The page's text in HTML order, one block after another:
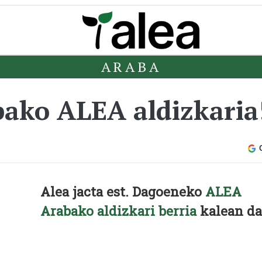
ARABA
ALEA
Alea jacta est. Dagoeneko ALEA
Arabako aldizkari berriakalean